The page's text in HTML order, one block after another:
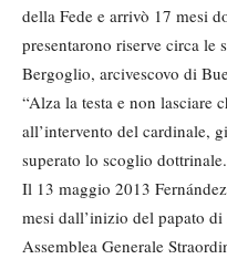
della Fede e arrivò 17 mesi
presentarono riserve circa
Bergoglio, arcivescovo di
“Alza la testa e non lasciare
all’intervento del cardinale,
superato lo scoglio dottrinale.
Il 13 maggio 2013
mesi dall’inizio del papato
Assemblea Generale